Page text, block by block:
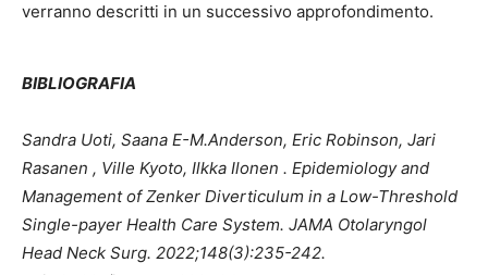
verranno descritti in un successivo approfondimento.
BIBLIOGRAFIA
Sandra Uoti, Saana E-M.Anderson, Eric Robinson, Jari
Rasanen , Ville Kyoto, Ilkka Ilonen . Epidemiology and
Management of Zenker Diverticulum in a Low-Threshold
Single-payer Health Care System. JAMA Otolaryngol
Head Neck Surg. 2022;148(3):235-242.